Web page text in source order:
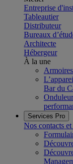
Entreprise
Tableautier
Distributeur
Bureaux
Architecte
Hébergeur
À la une
Bar du
Services Pro
Nos contacts